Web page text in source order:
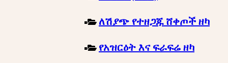
ለሽያጭ የተዘጋጁ ሸቀጦች ዘካ
የአዝርዕት እና ፍራፍሬ ዘካ